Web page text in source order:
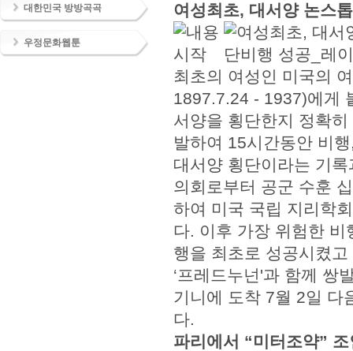
대한민국 방방곡곡
우정문화웹툰
여성최초, 대서양 논스
최초의 여성인 미국의
1897.7.24 - 1937)에게
서양을 횡단한지 정확
발하여 15시간동안 비
대서양 횡단이라는 기
의회로부터 공군 수훈
하여 미국 국립 지리학
다. 이후 가장 위험한
행을 최초로 성공시켰
‘프레드누넌'과 함께 쌍
기니에 도착 7월 2일 다
다.
파리에서 “미터조약” 조